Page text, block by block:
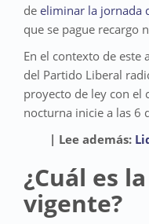
de eliminar la jornada
que se pague recargo
En el contexto de este
del Partido Liberal
proyecto de ley con el
nocturna inicie a las 6
| Lee además:
¿Cuál es
vigente?